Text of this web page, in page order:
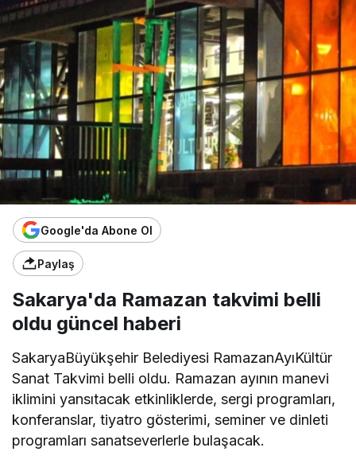
Google'da Abone Ol
Paylaş
Sakarya'da Ramazan takvimi belli
oldu güncel haberi
SakaryaBüyükşehir Belediyesi RamazanAyıKültür
Sanat Takvimi belli oldu. Ramazan ayının manevi
iklimini yansıtacak etkinliklerde, sergi programları,
konferanslar, tiyatro gösterimi, seminer ve dinleti
programları sanatseverlerle bulaşacak.